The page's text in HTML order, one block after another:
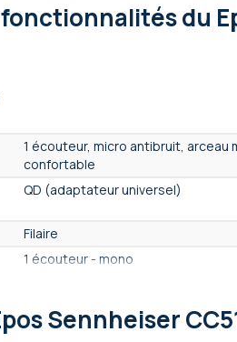
fonctionnalitésdu
1 écouteur, micro antibruit, arceau
confortable
QD (adaptateur universel)
Filaire
1 écouteur - mono
ArceauSennheiser